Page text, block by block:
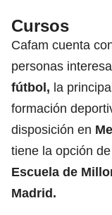
Cursos
Cafam cuenta
personas
fútbol, la
formación
disposición en
tiene la opción
Escuela de
Madrid.